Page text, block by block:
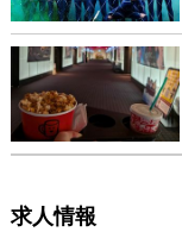
求人情報